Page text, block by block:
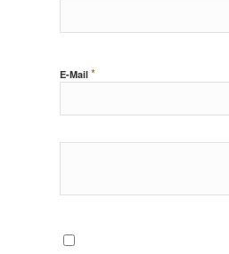
E-Mail *